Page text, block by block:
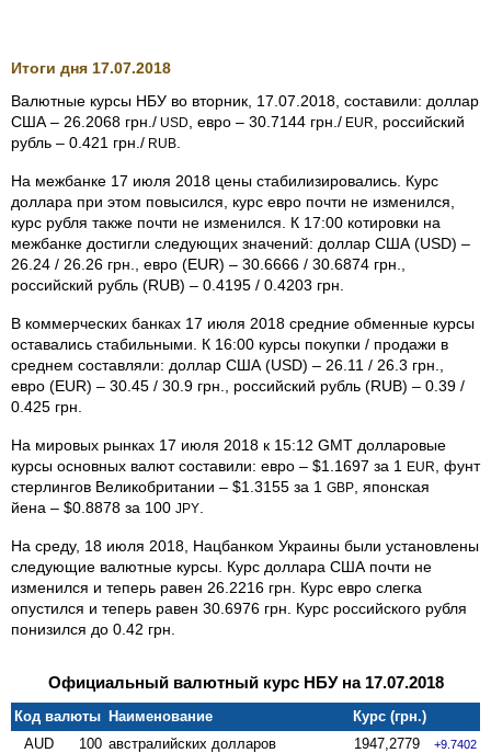
Итоги дня 17.07.2018
Валютные курсы НБУ во вторник, 17.07.2018, составили: доллар
США – 26.2068 грн./ USD , евро – 30.7144 грн./ EUR
, российский
рубль – 0.421 грн./ RUB
На межбанке 17 июля 2018 цены стабилизировались. Курс
доллара при этом повысился, курс евро почти не изменился,
курс рубля также почти не изменился. К 17:00 котировки на
межбанке достигли следующих значений: доллар США (USD) –
26.24 / 26.26 грн., евро (EUR) – 30.6666 / 30.6874 грн.,
российский рубль (RUB) – 0.4195 / 0.4203 грн.
В коммерческих банках 17 июля 2018 средние обменные курсы
оставались стабильными. К 16:00 курсы покупки / продажи в
среднем составляли: доллар США (USD) – 26.11 / 26.3 грн.,
евро (EUR) – 30.45 / 30.9 грн., российский рубль (RUB) – 0.39 /
0.425 грн.
На мировых рынках 17 июля 2018 к 15:12 GMT долларовые
курсы основных валют составили: евро – $1.1697 за 1 EUR
, фунт
стерлингов Великобритании – $1.3155 за 1 GBP , японская
йена – $0.8878 за 100 JPY
На среду, 18 июля 2018, Нацбанком Украины были установлены
следующие валютные курсы. Курс доллара США почти не
изменился и теперь равен 26.2216 грн. Курс евро слегка
опустился и теперь равен 30.6976 грн. Курс российского рубля
понизился до 0.42 грн.
Официальный валютный курс НБУ на 17.07.2018
Код валюты Наименование
Курс (грн.)
AUD
100 австралийских долларов 1947,2779 +9.7402